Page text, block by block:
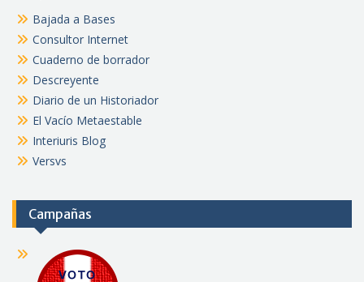
Bajada a Bases
Consultor Internet
Cuaderno de borrador
Descreyente
Diario de un Historiador
El Vacío Metaestable
Interiuris Blog
Versvs
Campañas